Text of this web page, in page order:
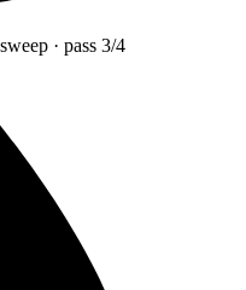
· pass 3/4